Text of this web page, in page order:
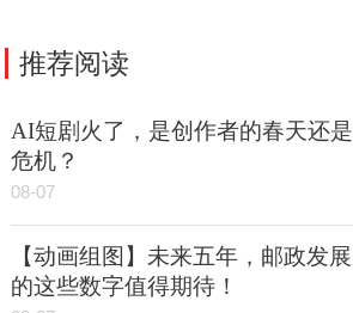
推荐阅读
AI短剧火了，是创作者的春天还是
危机？
08-07
【动画组图】未来五年，邮政发展
的这些数字值得期待！